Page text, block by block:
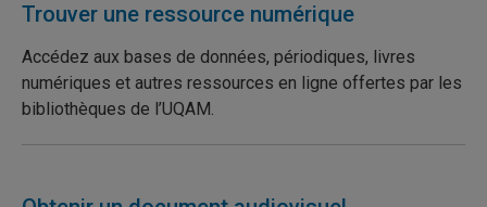
Trouver une ressource numérique
Accédez aux bases de données, périodiques, livres
numériques et autres ressources en ligne offertes par les
bibliothèques de l’UQAM.